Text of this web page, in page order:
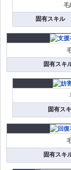
毛
固有スキル
固有スキ
固有ス
固有スキ